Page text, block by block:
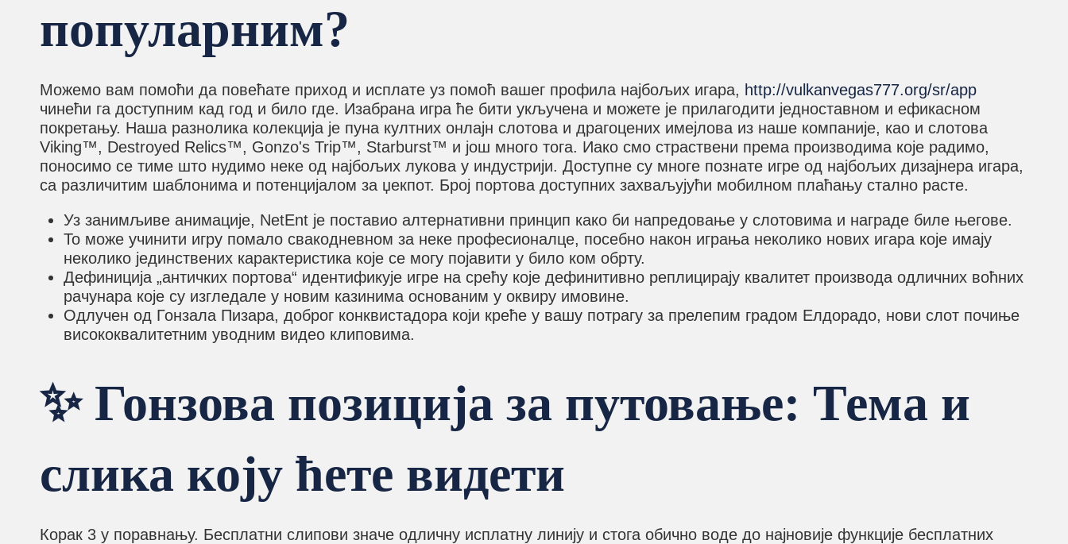
популарним?
Можемо вам помоћи да повећате приход и исплате уз помоћ вашег профила најбољих игара, http://vulkanvegas777.org/sr/app
чинећи га доступним кад год и било где. Изабрана игра ће бити укључена и можете је прилагодити једноставном и ефикасном
покретању. Наша разнолика колекција је пуна култних онлајн слотова и драгоцених имејлова из наше компаније, као и слотова
Viking™, Destroyed Relics™, Gonzo's Trip™, Starburst™ и још много тога. Иако смо страствени према производима које радимо,
поносимо се тиме што нудимо неке од најбољих лукова у индустрији. Доступне су многе познате игре од најбољих дизајнера игара,
са различитим шаблонима и потенцијалом за џекпот. Број портова доступних захваљујући мобилном плаћању стално расте.
Уз занимљиве анимације, NetEnt је поставио алтернативни принцип како би напредовање у слотовима и награде биле његове.
То може учинити игру помало свакодневном за неке професионалце, посебно након играња неколико нових игара које имају
неколико јединствених карактеристика које се могу појавити у било ком обрту.
Дефиниција „античких портова“ идентификује игре на срећу које дефинитивно реплицирају квалитет производа одличних воћних
рачунара које су изгледале у новим казинима основаним у оквиру имовине.
Одлучен од Гонзала Пизара, доброг конквистадора који креће у вашу потрагу за прелепим градом Елдорадо, нови слот почиње
висококвалитетним уводним видео клиповима.
✨ Гонзова позиција за путовање: Тема и
слика коју ћете видети
Корак 3 у поравнању. Бесплатни слипови значе одличну исплатну линију и стога обично воде до најновије функције бесплатних